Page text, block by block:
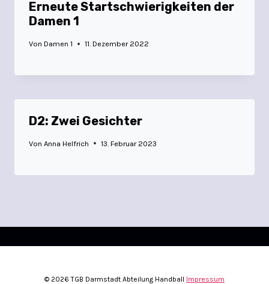
Erneute Startschwierigkeiten der
Damen 1
Von Damen 1 11. Dezember 2022
D2: Zwei Gesichter
Von Anna Helfrich 13. Februar 2023
© 2026 TGB Darmstadt Abteilung Handball Impressum